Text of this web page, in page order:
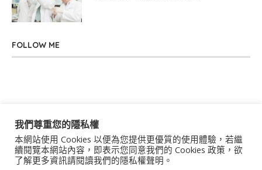
FOLLOW ME
關於我們 聯絡我們 服務條款 隱私權政策
著作權聲明 作者群
我們尊重您的隱私權
本網站使用 Cookies 以便為您提供更優質的使用體驗，若繼
續閱覽本網站內容，即表示您同意我們的 Cookies 政策，欲
了解更多資訊請閱讀我們的隱私權聲明。